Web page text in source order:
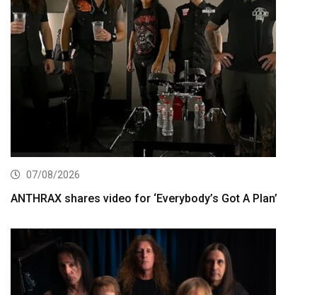
07/08/2026
ANTHRAX shares video for ‘Everybody’s Got A Plan’